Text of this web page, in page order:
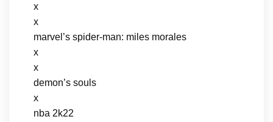
x
x
marvel’s spider-man: miles morales
x
x
demon’s souls
x
nba 2k22